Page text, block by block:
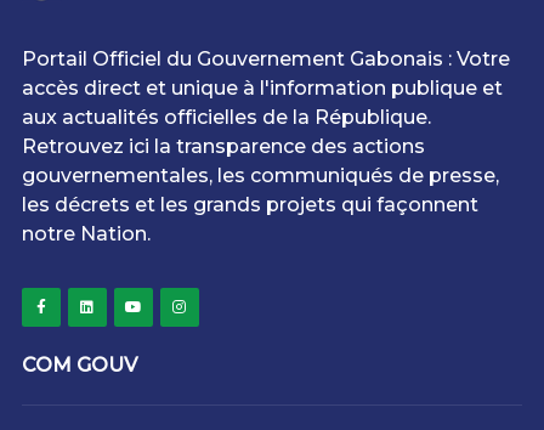
Portail Officiel du Gouvernement Gabonais : Votre
accès direct et unique à l'information publique et
aux actualités officielles de la République.
Retrouvez ici la transparence des actions
gouvernementales, les communiqués de presse,
les décrets et les grands projets qui façonnent
notre Nation.
COM GOUV